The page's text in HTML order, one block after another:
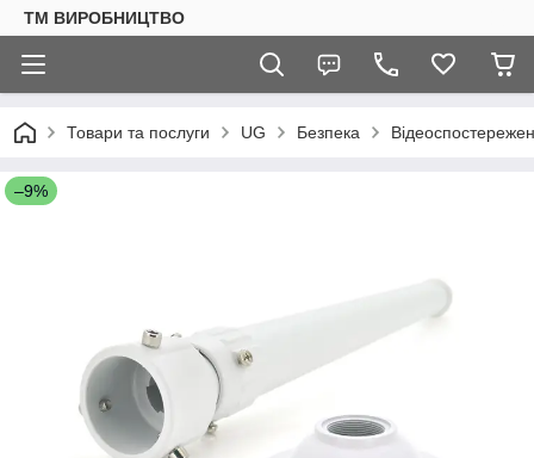
ТМ ВИРОБНИЦТВО
Товари та послуги UG Безпека
–9%